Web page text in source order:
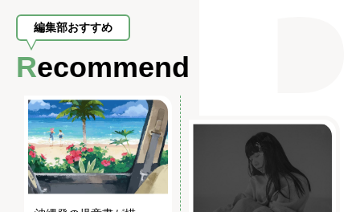
編集部おすすめ
Recommend